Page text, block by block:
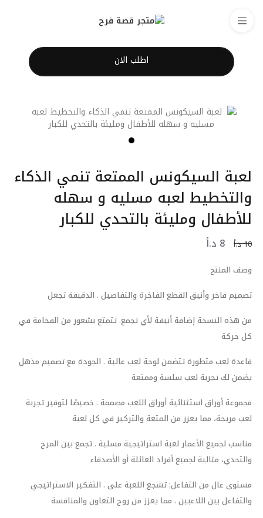
اطلب الان
لعبة السيكونس الممتعة تنمي الذكاء
والتخطيط لعبه مسلیه و سهله
للأطفال ومليئة بالتحدي للكبار
10د.أ 8 د.أ
وصف المنتج
تصميم فاخر وأنيق القطع الفاخرة والتفاصيل . الدقيقة تجعل
من هذه النسخة إضافة أنيقة لأي تجمع. تتمتع بشعور من الفخامة في
كل حركة
قاعدة لعب متطورة تتضمن لوحة لعب عالية . الجودة مع تصميم مذهل
يضمن لك تجربة لعب سلسة وممتعة
مجموعة أوراق استثنائية أوراق اللعب مصممة . خصيصًا لتوفير تجربة
لعب مريحة، مما يعزز من المتعة والتركيز في كل لعبة
مناسب لجميع الأعمار لعبة استراتيجية مسلية . تجمع بين المرح
والتحدي، مثالية لجميع أفراد العائلة أو الأصدقاء
مستوى عال من التفاعل: تشجع اللعبة على . التفكير الاستراتيجي
والتفاعل بين اللاعبين . مما يعزز من روح التعاون والمنافسة